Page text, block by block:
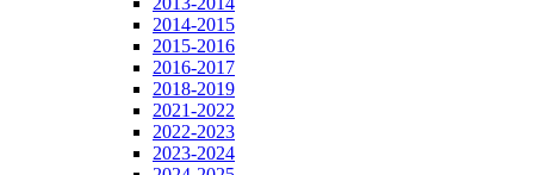
2014-2015
2015-2016
2016-2017
2018-2019
2021-2022
2022-2023
2023-2024